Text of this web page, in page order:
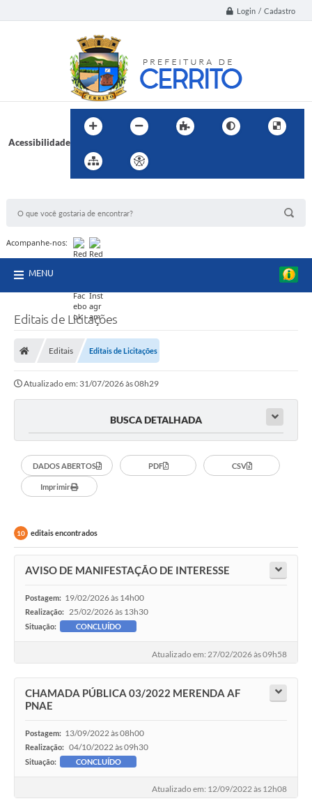
Login / Cadastro
Acessibilidade
Acompanhe-nos:
MENU
Editais de Licitações
Editais Editais de Licitações
Atualizado em: 31/07/2026 às 08h29
BUSCA DETALHADA
DADOS ABERTOS PDF CSV
Imprimir
10 editais encontrados
AVISO DE MANIFESTAÇÃO DE INTERESSE
Postagem: 19/02/2026 às 14h00
Realização: 25/02/2026 às 13h30
Situação: CONCLUÍDO
Atualizado em: 27/02/2026 às 09h58
CHAMADA PÚBLICA 03/2022 MERENDA AF
PNAE
Postagem: 13/09/2022 às 08h00
Realização: 04/10/2022 às 09h30
Situação: CONCLUÍDO
Atualizado em: 12/09/2022 às 12h08